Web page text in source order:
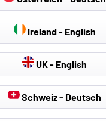
Ireland - English
UK - English
Schweiz - Deutsch